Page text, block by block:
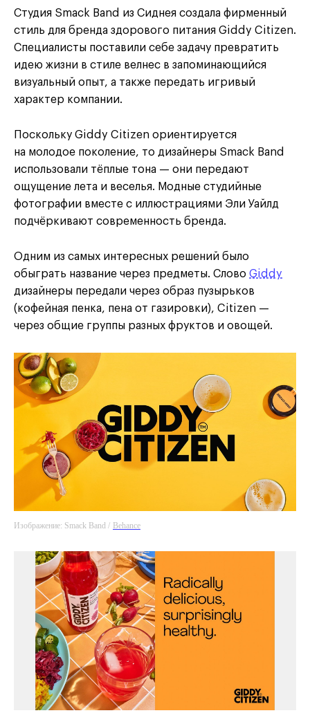
Студия Smack Band из Сиднея создала фирменный
стиль для бренда здорового питания Giddy Citizen.
Специалисты поставили себе задачу превратить
идею жизни в стиле велнес в запоминающийся
визуальный опыт, а также передать игривый
характер компании.
Поскольку Giddy Citizen ориентируется
на молодое поколение, то дизайнеры Smack Band
использовали тёплые тона — они передают
ощущение лета и веселья. Модные студийные
фотографии вместе с иллюстрациями Эли Уайлд
подчёркивают современность бренда.
Одним из самых интересных решений было
обыграть название через предметы. Слово Giddy
дизайнеры передали через образ пузырьков
(кофейная пенка, пена от газировки), Citizen —
через общие группы разных фруктов и овощей.
Изображение: Smack Band / Behance